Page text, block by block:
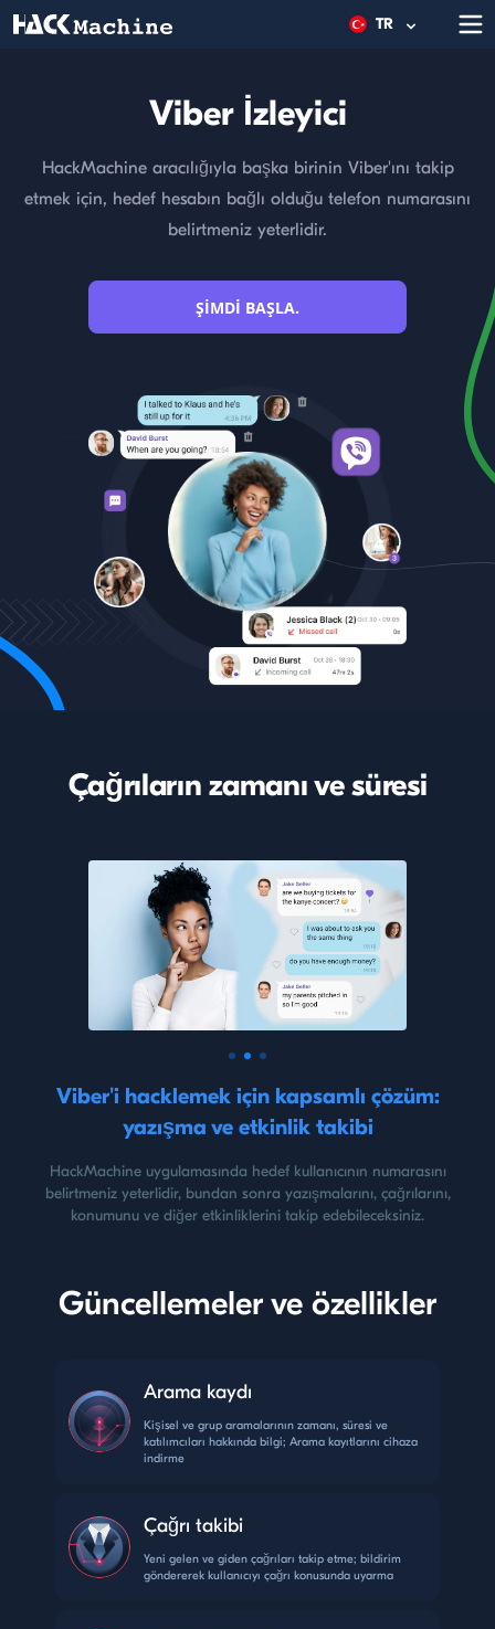
TR
Viber İzleyici
HackMachine aracılığıyla başka birinin Viber'ını takip
etmek için, hedef hesabın bağlı olduğu telefon numarasını
belirtmeniz yeterlidir.
ŞIMDI BAŞLA.
Çağrıların zamanı ve süresi
Viber'i hacklemek için kapsamlı çözüm:
yazışma ve etkinlik takibi
HackMachine uygulamasında hedef kullanıcının numarasını
belirtmeniz yeterlidir, bundan sonra yazışmalarını, çağrılarını,
konumunu ve diğer etkinliklerini takip edebileceksiniz.
Güncellemeler ve özellikler
Arama kaydı
Kişisel ve grup aramalarının zamanı, süresi ve
katılımcıları hakkında bilgi; Arama kayıtlarını cihaza
indirme
Çağrı takibi
Yeni gelen ve giden çağrıları takip etme; bildirim
göndererek kullanıcıyı çağrı konusunda uyarma